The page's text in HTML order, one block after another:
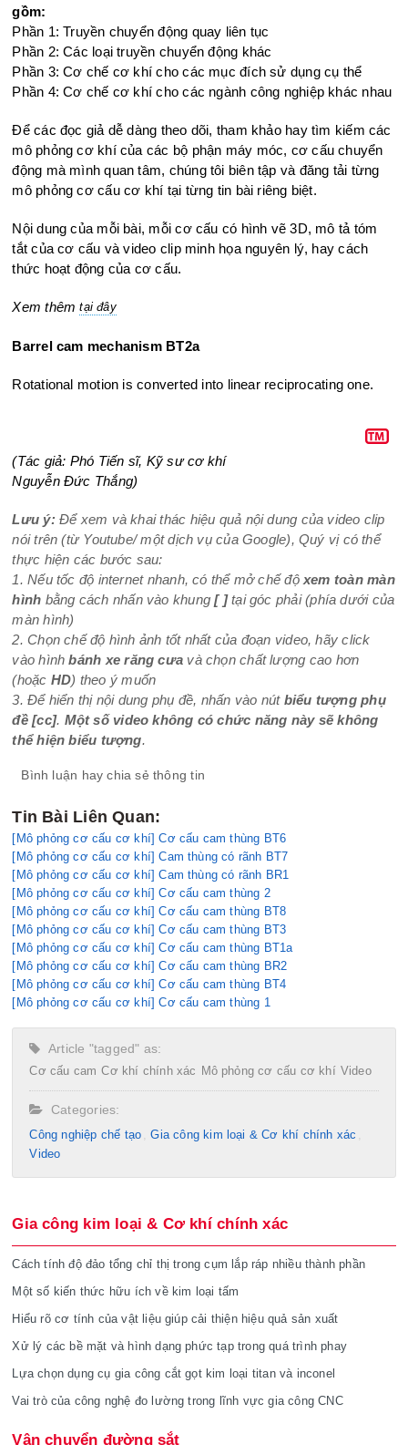
gồm:
Phần 1: Truyền chuyển động quay liên tục
Phần 2: Các loại truyền chuyển động khác
Phần 3: Cơ chế cơ khí cho các mục đích sử dụng cụ thể
Phần 4: Cơ chế cơ khí cho các ngành công nghiệp khác nhau
Để các đọc giả dễ dàng theo dõi, tham khảo hay tìm kiếm các
mô phỏng cơ khí của các bộ phận máy móc, cơ cấu chuyển
động mà mình quan tâm, chúng tôi biên tập và đăng tải từng
mô phỏng cơ cấu cơ khí tại từng tin bài riêng biệt.
Nội dung của mỗi bài, mỗi cơ cấu có hình vẽ 3D, mô tả tóm
tắt của cơ cấu và video clip minh họa nguyên lý, hay cách
thức hoạt động của cơ cấu.
Xem thêmtại đây
Barrel cam mechanism BT2a
Rotational motion is converted into linear reciprocating one.
(Tác giả: Phó Tiến sĩ, Kỹ sư cơ khí
Nguyễn Đức Thắng)
Lưu ý:Để xem và khai thác hiệu quả nội dung của video clip
nói trên (từ Youtube/ một dịch vụ của Google), Quý vị có thể
thực hiện các bước sau:
1. Nếu tốc độ internet nhanh, có thể mở chế độ xem toàn màn
hình bằng cách nhấn vào khung [ ] tại góc phải (phía dưới của
màn hình)
2. Chọn chế độ hình ảnh tốt nhất của đoạn video, hãy click
vào hình bánh xe răng cưa và chọn chất lượng cao hơn
(hoặc HD) theo ý muốn
3. Để hiển thị nội dung phụ đề, nhấn vào nút biểu tượng phụ
đề [cc]. Một số video không có chức năng này sẽ không
thể hiện biểu tượng.
Bình luận hay chia sẻ thông tin
Tin Bài Liên Quan:
[Mô phỏng cơ cấu cơ khí] Cơ cấu cam thùng BT6
[Mô phỏng cơ cấu cơ khí] Cam thùng có rãnh BT7
[Mô phỏng cơ cấu cơ khí] Cam thùng có rãnh BR1
[Mô phỏng cơ cấu cơ khí] Cơ cấu cam thùng 2
[Mô phỏng cơ cấu cơ khí] Cơ cấu cam thùng BT8
[Mô phỏng cơ cấu cơ khí] Cơ cấu cam thùng BT3
[Mô phỏng cơ cấu cơ khí] Cơ cấu cam thùng BT1a
[Mô phỏng cơ cấu cơ khí] Cơ cấu cam thùng BR2
[Mô phỏng cơ cấu cơ khí] Cơ cấu cam thùng BT4
[Mô phỏng cơ cấu cơ khí] Cơ cấu cam thùng 1
Article "tagged" as:
Cơ cấu cam Cơ khí chính xác Mô phỏng cơ cấu cơ khí Video
Categories:
Công nghiệp chế tạo​
Gia công kim loại & Cơ khí chính xác
Video
Gia công kim loại & Cơ khí chính xác
Cách tính độ đảo tổng chỉ thị trong cụm lắp ráp nhiều thành phần
Một số kiến thức hữu ích về kim loại tấm
Hiểu rõ cơ tính của vật liệu giúp cải thiện hiệu quả sản xuất
Xử lý các bề mặt và hình dạng phức tạp trong quá trình phay
Lựa chọn dụng cụ gia công cắt gọt kim loại titan và inconel
Vai trò của công nghệ đo lường trong lĩnh vực gia công CNC
Vận chuyển đường sắt